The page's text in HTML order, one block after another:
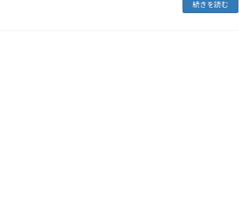
続きを読む